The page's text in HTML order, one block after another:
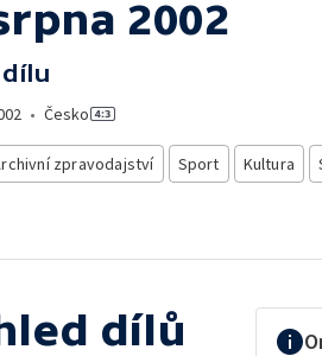
2002
• Česko
zpravodajství Sport Kultura
dílů